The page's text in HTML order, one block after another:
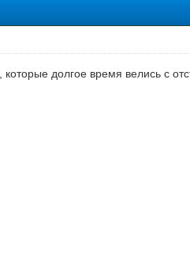
долгое время велись с